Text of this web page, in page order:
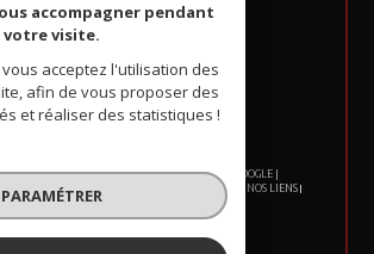
RÉSERVÉS | TRADUCTION POWERED BY GOOGLE |
PLAN DU SITE ADMIN
NOS LIENS
POLITIQUE RGPD
accompagner pendant
votre visite.
acceptez l'utilisation des
afin de vous proposer des
et réaliser des statistiques !
PARAMÉTRER